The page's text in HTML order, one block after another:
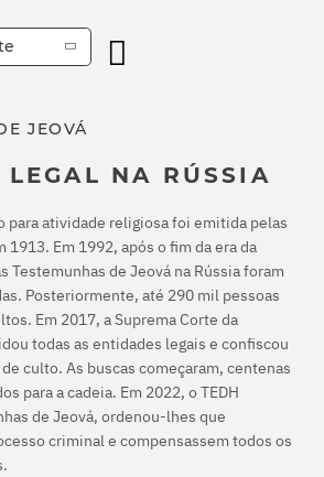
JEOVÁ
LEGAL NA RÚSSIA
para atividade religiosa foi emitida pelas
1913. Em 1992, após o fim da era da
Testemunhas de Jeová na Rússia foram
Posteriormente, até 290 mil pessoas
Em 2017, a Suprema Corte da
todas as entidades legais e confiscou
culto. As buscas começaram, centenas
para a cadeia. Em 2022, o TEDH
de Jeová, ordenou-lhes que
criminal e compensassem todos os